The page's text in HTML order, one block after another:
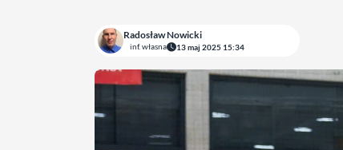
Radosław Nowicki
inf. własna 13 maj 2025 15:34